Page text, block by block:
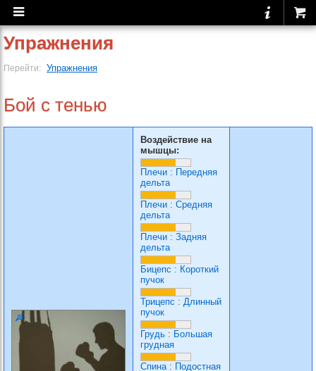
Упражнения
Перейти: Упражнения
Бой с тенью
Воздействие на
мышцы:
Плечи : Передняя
дельта
Плечи : Средняя
дельта
Плечи : Задняя
дельта
Бицепс : Короткий
пучок
Трицепс : Длинный
пучок
Грудь : Большая
грудная
Спина: Подостная